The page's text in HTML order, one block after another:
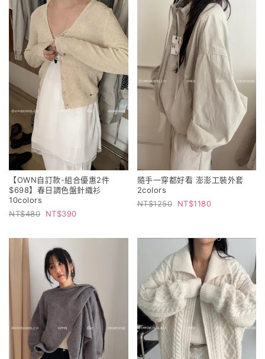
【OWN自訂款-組合優惠2件
$698】春日調色盤針織衫
10colors
480
390
隨手一穿都好看 澎澎工裝外套
2colors
1250
1180